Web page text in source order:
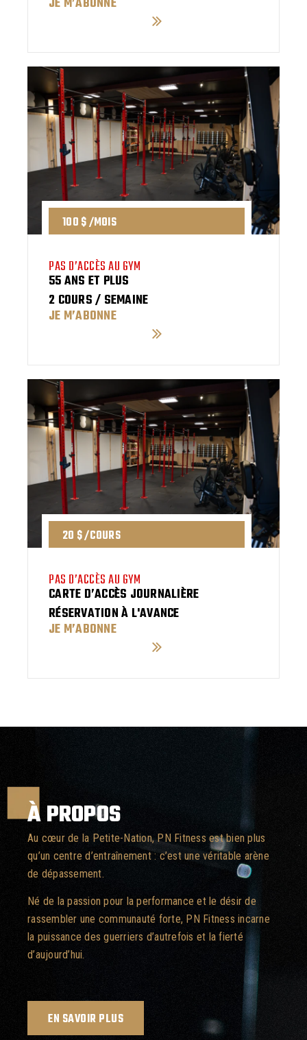
100 $ /MOIS
PAS D’ACCÈS AU GYM
55 ANS ET PLUS
2 COURS / SEMAINE​
JE M’ABONNE
20 $ /COURS
PAS D’ACCÈS AU GYM
CARTE D’ACCÈS JOURNALIÈRE
RÉSERVATION À L'AVANCE
JE M’ABONNE
À PROPOS
Au cœur de la Petite-Nation, PN Fitness est bien plus
qu’un centre d’entraînement : c’est une véritable arène
de dépassement.
Né de la passion pour la performance et le désir de
rassembler une communauté forte, PN Fitness incarne
la puissance des guerriers d’autrefois et la fierté
d’aujourd’hui.
EN SAVOIR PLUS